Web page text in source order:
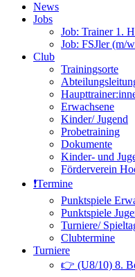
News
Jobs
Job: Trainer 1.
Job: FSJler (m/
Club
Trainingsorte
Erwachsene
Kinder/ Jugend
Probetraining
Dokumente
Kinder- und
Förderverein
❗️Termine
Punktspiele
Punktspiele
Turniere/
Clubtermine
Turniere
👉 (U8/10) 8.